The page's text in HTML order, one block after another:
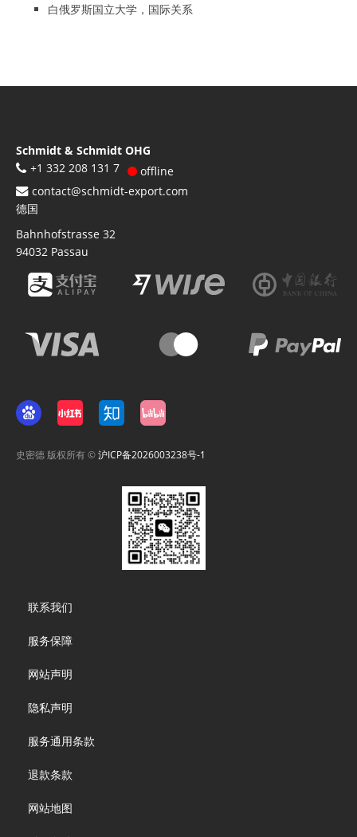
白俄罗斯国立大学，国际关系
Schmidt & Schmidt OHG
+1 332 208 131 7
offline
contact@schmidt-export.com
德国
Bahnhofstrasse 32
94032 Passau
史密德 版权所有 ©沪ICP备2026003238号-1
menu
联系我们
服务保障
网站声明
隐私声明
服务通用条款
退款条款
网站地图